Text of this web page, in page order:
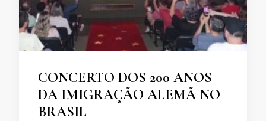
CONCERTO DOS 200 ANOS
DA IMIGRAÇÃO ALEMÃ NO
BRASIL